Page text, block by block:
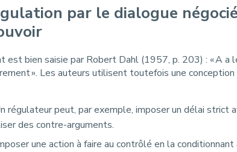
par le dialogue
est bien saisie par Robert Dahl (1957, p. 203) : « A
». Les auteurs utilisent toutefois une
régulateur peut, par exemple, imposer un délai
des contre-arguments.
une action à faire au contrôlé en la